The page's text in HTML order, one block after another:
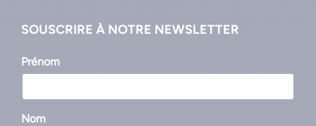
SOUSCRIRE À NOTRE NEWSLETTER
Prénom
Nom